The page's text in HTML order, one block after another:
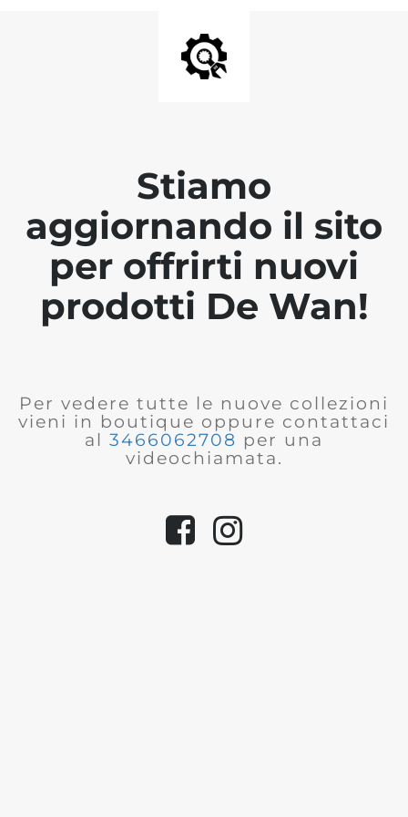
Stiamo
aggiornando il sito
per offrirti nuovi
prodotti De Wan!
Per vedere tutte le nuove collezioni
vieni in boutique oppure contattaci
al 3466062708 per una
videochiamata.